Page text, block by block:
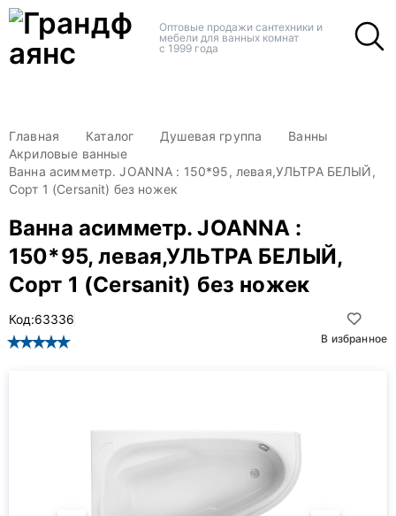
Оптовые продажи сантехники и
мебели для ванных комнат
с 1999 года
Главная Каталог Душевая группа
Ванны
Акриловые ванные
Ванна асимметр. JOANNA : 150*95, левая,УЛЬТРА БЕЛЫЙ,
Сорт 1 (Cersanit) без ножек
Ванна асимметр. JOANNA :
150*95, левая,УЛЬТРА БЕЛЫЙ,
Сорт 1 (Cersanit) без ножек
В избранное
Код:63336